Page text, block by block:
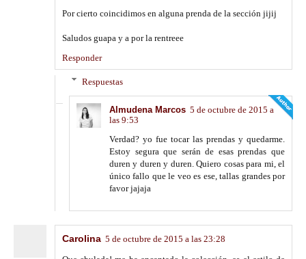
Por cierto coincidimos en alguna prenda de la sección jijij
Saludos guapa y a por la rentreee
Responder
Respuestas
Almudena Marcos 5 de octubre de 2015 a
las 9:53
Verdad? yo fue tocar las prendas y quedarme.
Estoy segura que serán de esas prendas que
duren y duren y duren. Quiero cosas para mi, el
único fallo que le veo es ese, tallas grandes por
favor jajaja
Carolina 5 de octubre de 2015 a las 23:28